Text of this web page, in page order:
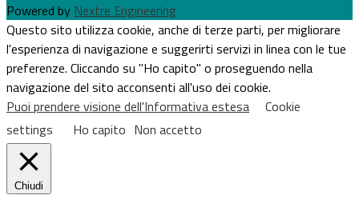
Powered by Nextre Engineering
Questo sito utilizza cookie, anche di terze parti, per migliorare
l'esperienza di navigazione e suggerirti servizi in linea con le tue
preferenze. Cliccando su "Ho capito" o proseguendo nella
navigazione del sito acconsenti all'uso dei cookie.
Puoi prendere visione dell'Informativa estesa
Cookie
settings
Ho capito Non accetto
Chiudi